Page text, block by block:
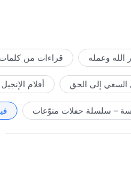
قراءات من كلمات
أفلام الإنجيل
– سلسلة حفلات منوّعات